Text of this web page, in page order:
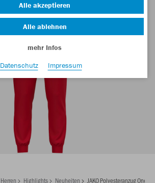
Herren Highlights Neuheiten JAKO Polyesteranzug One
Alle akzeptieren
Alle ablehnen
mehr Infos
Datenschutz
Impressum